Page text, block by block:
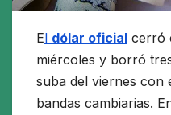
El dólar oficial cerró
miércoles y borró
suba del viernes con
bandas cambiarias.